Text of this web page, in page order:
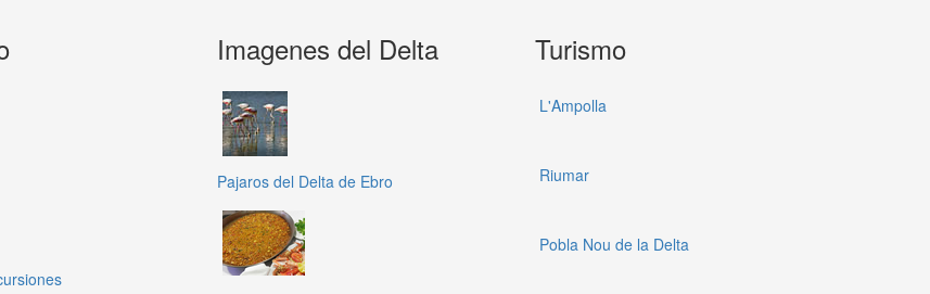
Imagenes del Delta
Pajaros del Delta de Ebro
Turismo
L'Ampolla
Riumar
Pobla Nou de la Delta